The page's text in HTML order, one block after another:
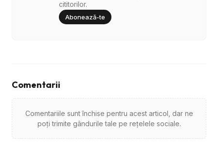
cititorilor.
Abonează-te
Comentarii
Comentariile sunt închise pentru acest articol, dar ne
poți trimite gândurile tale pe rețelele sociale.